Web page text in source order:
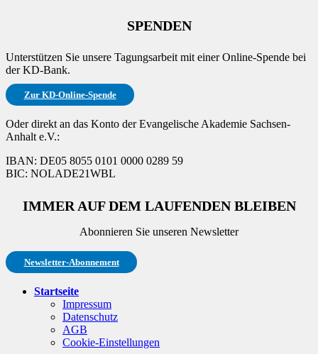
SPENDEN
Unterstützen Sie unsere Tagungsarbeit mit einer Online-Spende bei
der KD-Bank.
Zur KD-Online-Spende
Oder direkt an das Konto der Evangelische Akademie Sachsen-
Anhalt e.V.:
IBAN: DE05 8055 0101 0000 0289 59
BIC: NOLADE21WBL
IMMER AUF DEM LAUFENDEN BLEIBEN
Abonnieren Sie unseren Newsletter
Newsletter-Abonnement
Startseite
Impressum
Datenschutz
AGB
Cookie-Einstellungen